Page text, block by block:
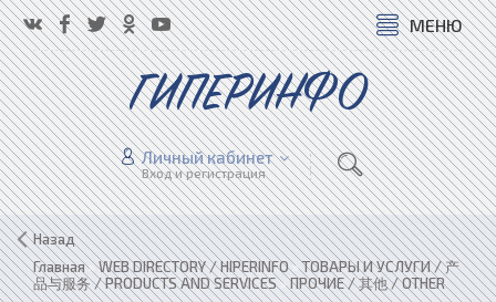
МЕНЮ
ГИПЕРИНФО
Личный кабинет
Вход и регистрация
Назад
Главная»WEB DIRECTORY / HIPERINFO»ТОВАРЫ И УСЛУГИ / 产
品与服务 / PRODUCTS AND SERVICES»ПРОЧИЕ / 其他 / OTHER